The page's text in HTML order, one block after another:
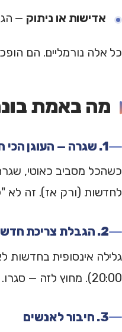
אדישות או ניתוק —
כל אלה נורמליים. הם
מה באמת
1. שגרה — העוגן הכי חשוב
כשהכל מסביב כאוטי,
לחדשות (ורק אז). זה לא
2. הגבלת צריכת חדשות
20:00). מחוץ לזה — סגרו.
3. חיבור לאנשים